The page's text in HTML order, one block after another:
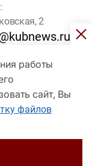
работы
сайт, Вы
файлов
2
16 лет
Федеральной
технологий
Регистрационный
О. Ю.